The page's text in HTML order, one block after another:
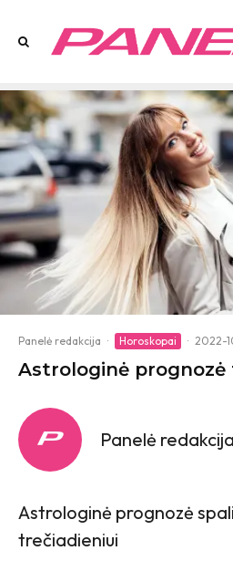
Panelė redakcija · Horoskopai · 2022-
Astrologinė
Panelė redakcija
Astrologinė prognozė
trečiadieniui